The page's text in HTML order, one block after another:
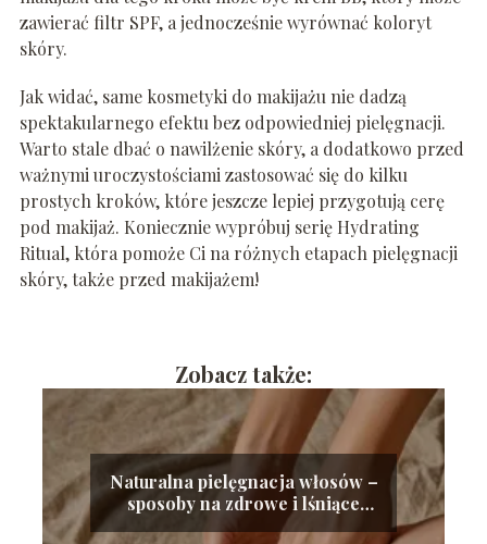
zawierać filtr SPF, a jednocześnie wyrównać koloryt
skóry.
Jak widać, same kosmetyki do makijażu nie dadzą
spektakularnego efektu bez odpowiedniej pielęgnacji.
Warto stale dbać o nawilżenie skóry, a dodatkowo przed
ważnymi uroczystościami zastosować się do kilku
prostych kroków, które jeszcze lepiej przygotują cerę
pod makijaż. Koniecznie wypróbuj serię Hydrating
Ritual, która pomoże Ci na różnych etapach pielęgnacji
skóry, także przed makijażem!
Zobacz także:
Naturalna pielęgnacja włosów –
sposoby na zdrowe i lśniące
kosmyki